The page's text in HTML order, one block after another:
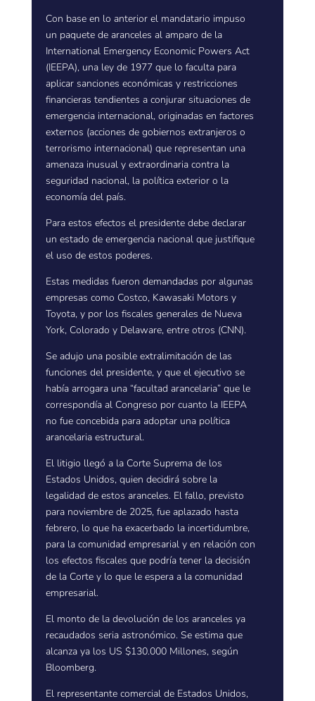
Con base en lo anterior el mandatario impuso
un paquete de aranceles al amparo de la
International Emergency Economic Powers Act
(IEEPA), una ley de 1977 que lo faculta para
aplicar sanciones económicas y restricciones
financieras tendientes a conjurar situaciones de
emergencia internacional, originadas en factores
externos (acciones de gobiernos extranjeros o
terrorismo internacional) que representan una
amenaza inusual y extraordinaria contra la
seguridad nacional, la política exterior o la
economía del país.
Para estos efectos el presidente debe declarar
un estado de emergencia nacional que justifique
el uso de estos poderes.
Estas medidas fueron demandadas por algunas
empresas como Costco, Kawasaki Motors y
Toyota, y por los fiscales generales de Nueva
York, Colorado y Delaware, entre otros (CNN).
Se adujo una posible extralimitación de las
funciones del presidente, y que el ejecutivo se
había arrogara una “facultad arancelaria” que le
correspondía al Congreso por cuanto la IEEPA
no fue concebida para adoptar una política
arancelaria estructural.
El litigio llegó a la Corte Suprema de los
Estados Unidos, quien decidirá sobre la
legalidad de estos aranceles. El fallo, previsto
para noviembre de 2025, fue aplazado hasta
febrero, lo que ha exacerbado la incertidumbre,
para la comunidad empresarial y en relación con
los efectos fiscales que podría tener la decisión
de la Corte y lo que le espera a la comunidad
empresarial.
El monto de la devolución de los aranceles ya
recaudados seria astronómico. Se estima que
alcanza ya los US $130.000 Millones, según
Bloomberg.
El representante comercial de Estados Unidos,